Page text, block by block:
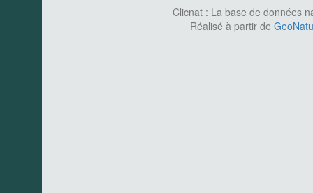
Clicnat : La base de données
Réalisé à partir de